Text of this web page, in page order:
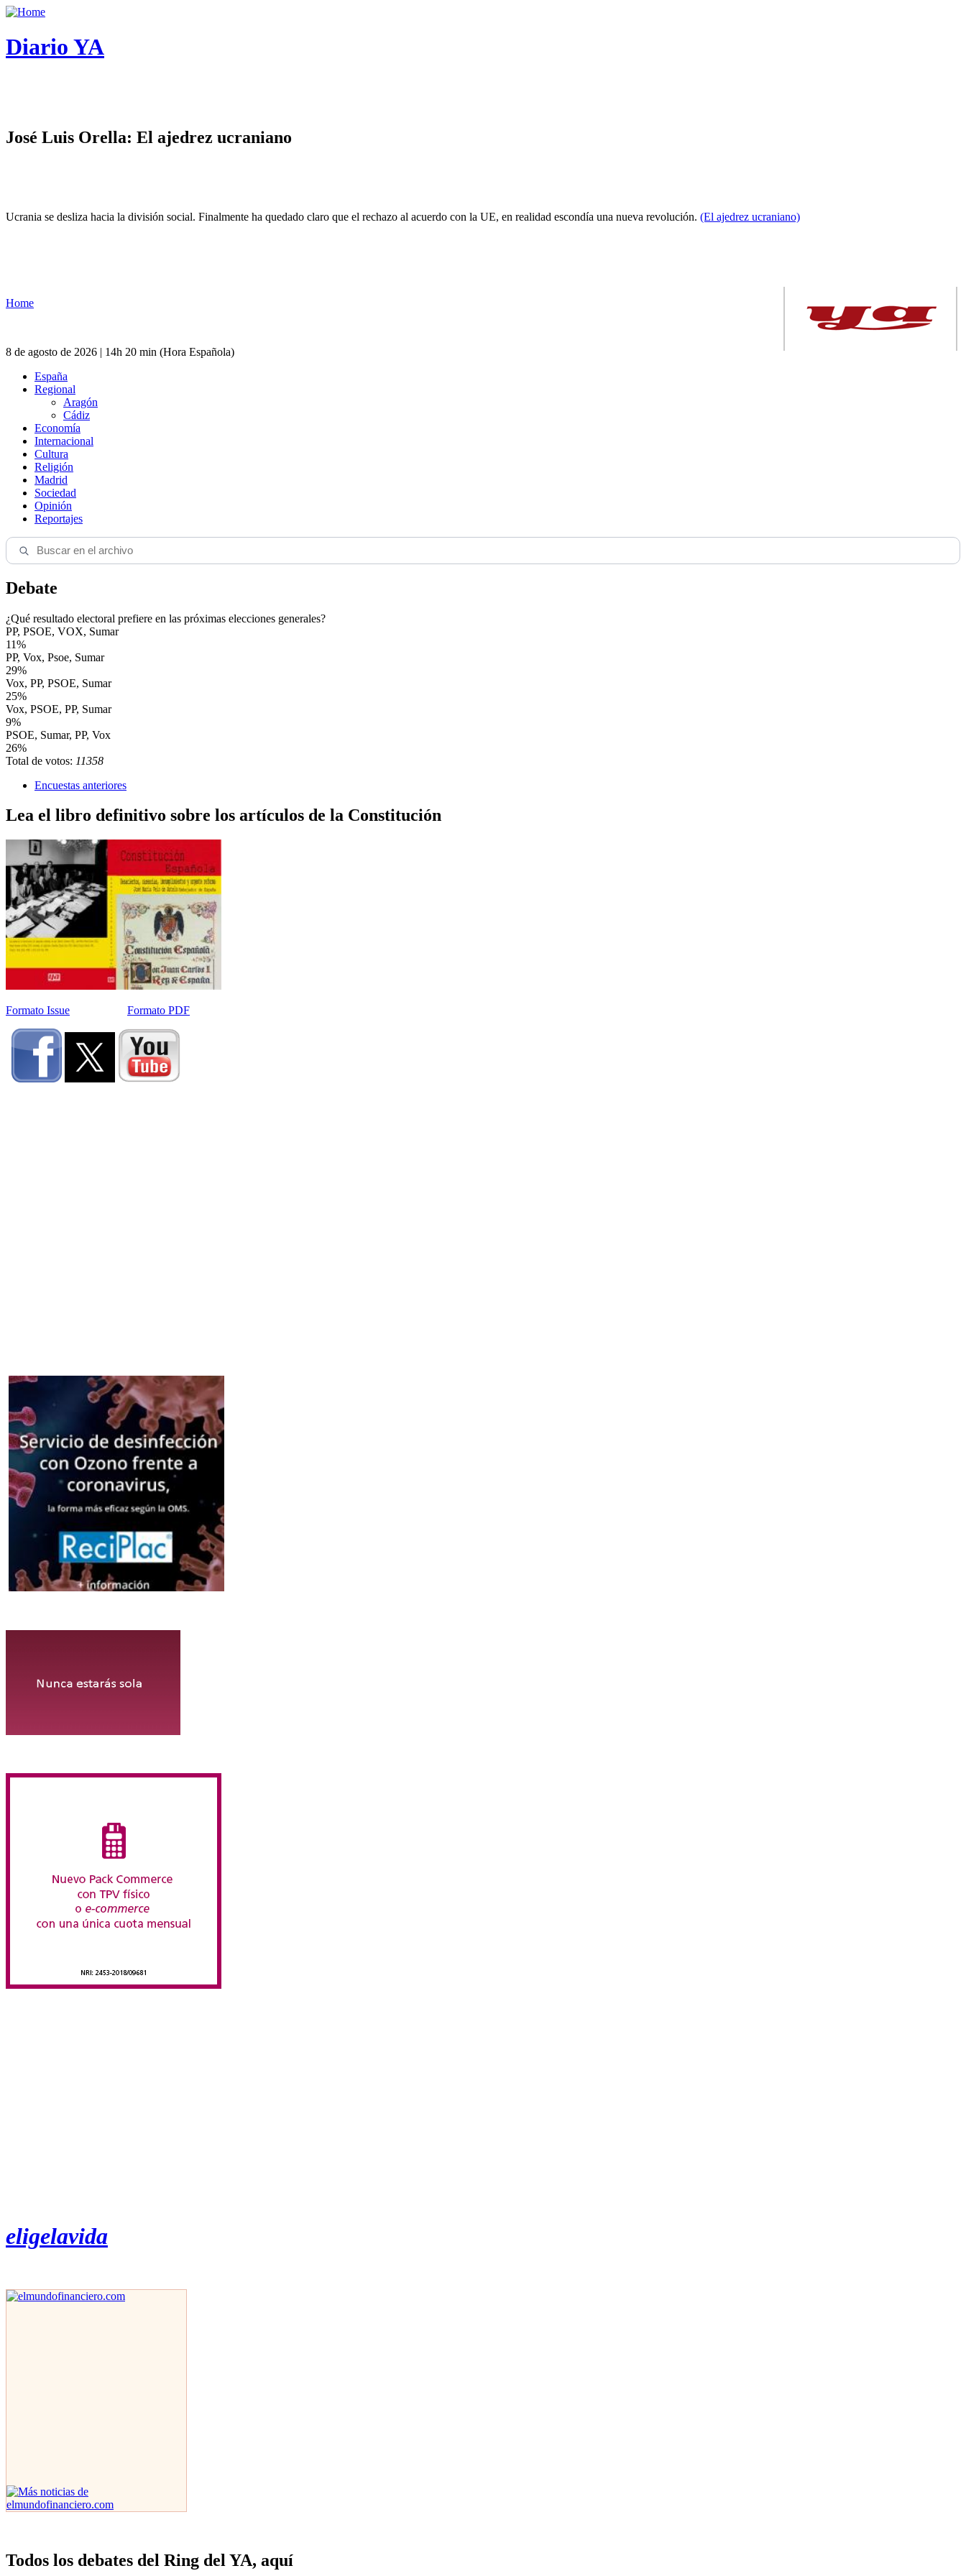
Diario YA
José Luis Orella: El ajedrez ucraniano
Ucrania se desliza hacia la división social. Finalmente ha quedado claro que el rechazo al acuerdo con la UE, en realidad escondía una nueva revolución. (El ajedrez ucraniano)
Home
8 de agosto de 2026 | 14h 20 min (Hora Española)
España
Regional
Aragón
Cádiz
Economía
Internacional
Cultura
Religión
Madrid
Sociedad
Opinión
Reportajes
Debate
¿Qué resultado electoral prefiere en las próximas elecciones generales?
PP, PSOE, VOX, Sumar
11%
PP, Vox, Psoe, Sumar
29%
Vox, PP, PSOE, Sumar
25%
Vox, PSOE, PP, Sumar
9%
PSOE, Sumar, PP, Vox
26%
Total de votos: 11358
Encuestas anteriores
Lea el libro definitivo sobre los artículos de la Constitución
Formato Issue Formato PDF
eligelavida
Todos los debates del Ring del YA, aquí